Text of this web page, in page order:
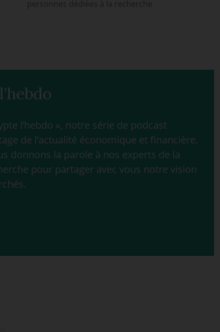
personnes dédiées à la recherche
l’hebdo », notre série de podcast
de l’actualité économique et financière.
donnons la parole à nos experts de la
pour partager avec vous notre vision